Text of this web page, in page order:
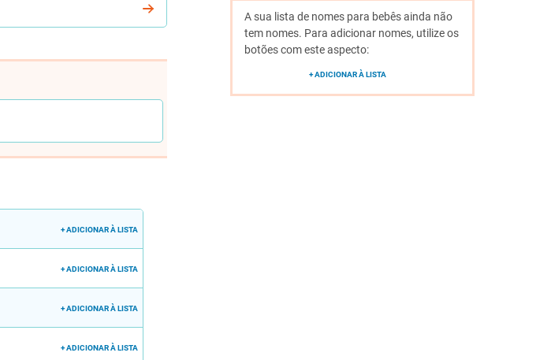
+ ADICIONAR À LISTA
+ ADICIONAR À LISTA
+ ADICIONAR À LISTA
+ ADICIONAR À LISTA
A sua lista de nomes para bebês ainda não
tem nomes. Para adicionar nomes, utilize os
botões com este aspecto:
+ ADICIONAR À LISTA